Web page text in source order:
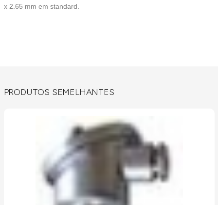
x 2.65 mm em standard.
PRODUTOS SEMELHANTES